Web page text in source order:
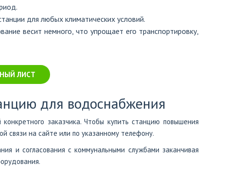
для любых климатических условий.
весит немного, что упрощает его транспортировку,
ЛИСТ
для водоснабжения
заказчика. Чтобы купить станцию повышения
связи на сайте или по указанному телефону.
и согласования с коммунальными службами заканчивая